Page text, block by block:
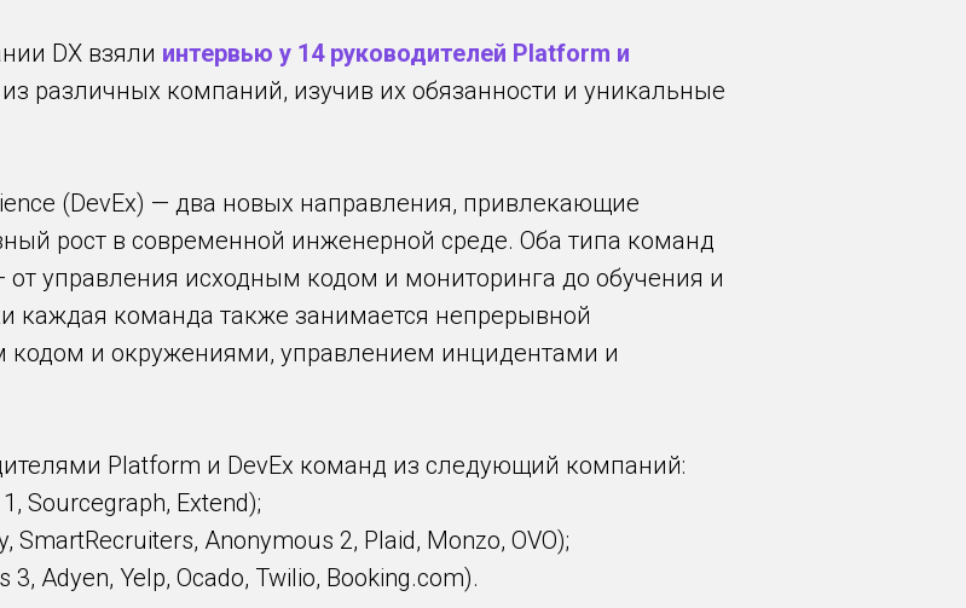
DX взяли интервью у 14 руководителей Platform и
различных компаний, изучив их обязанности и уникальные
(DevEx) — два новых направления, привлекающие
рост в современной инженерной среде. Оба типа команд
управления исходным кодом и мониторинга до обучения и
каждая команда также занимается непрерывной
кодом и окружениями, управлением инцидентами и
Platform и DevEx команд из следующий компаний:
Sourcegraph, Extend);
Anonymous 2, Plaid, Monzo, OVO);
Adyen, Yelp, Ocado, Twilio, Booking.com).